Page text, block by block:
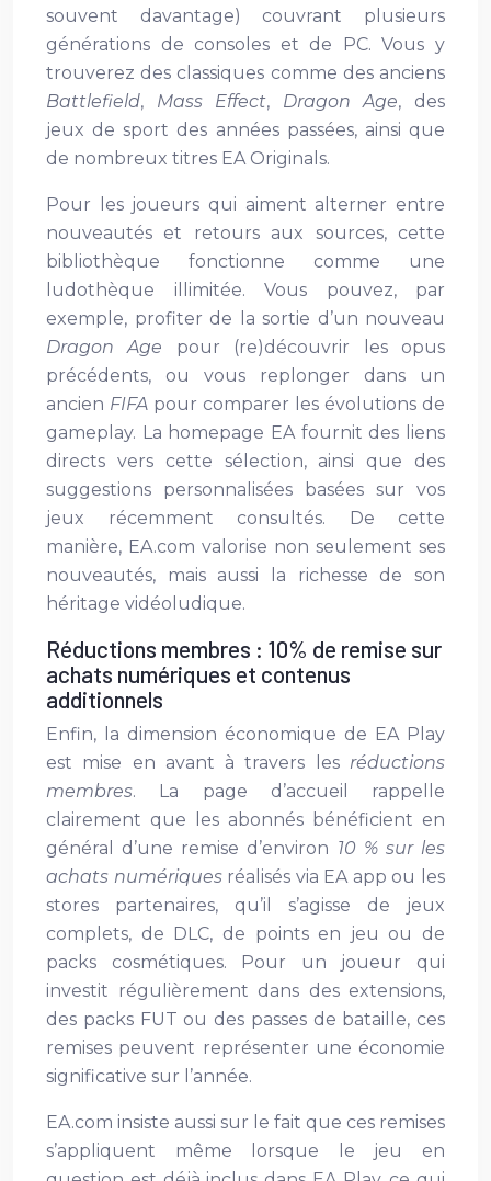
souvent davantage) couvrant plusieurs
générations de consoles et de PC. Vous y
trouverez des classiques comme des anciens
Battlefield, Mass Effect, Dragon Age, des
jeux de sport des années passées, ainsi que
de nombreux titres EA Originals.
Pour les joueurs qui aiment alterner entre
nouveautés et retours aux sources, cette
bibliothèque fonctionne comme une
ludothèque illimitée. Vous pouvez, par
exemple, profiter de la sortie d’un nouveau
Dragon Age pour (re)découvrir les opus
précédents, ou vous replonger dans un
ancien FIFA pour comparer les évolutions de
gameplay. La homepage EA fournit des liens
directs vers cette sélection, ainsi que des
suggestions personnalisées basées sur vos
jeux récemment consultés. De cette
manière, EA.com valorise non seulement ses
nouveautés, mais aussi la richesse de son
héritage vidéoludique.
Réductions membres : 10% de remise sur
achats numériques et contenus
additionnels
Enfin, la dimension économique de EA Play
est mise en avant à travers les réductions
membres. La page d’accueil rappelle
clairement que les abonnés bénéficient en
général d’une remise d’environ 10 % sur les
achats numériquesréalisés via EA app ou les
stores partenaires, qu’il s’agisse de jeux
complets, de DLC, de points en jeu ou de
packs cosmétiques. Pour un joueur qui
investit régulièrement dans des extensions,
des packs FUT ou des passes de bataille, ces
remises peuvent représenter une économie
significative sur l’année.
EA.com insiste aussi sur le fait que ces remises
s’appliquent même lorsque le jeu en